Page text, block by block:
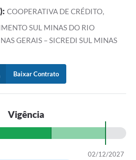
COOPERATIVA DE CRÉDITO,
SUL MINAS DO RIO
GERAIS – SICREDI SUL MINAS
Baixar Contrato
Vigência
02/12/2027